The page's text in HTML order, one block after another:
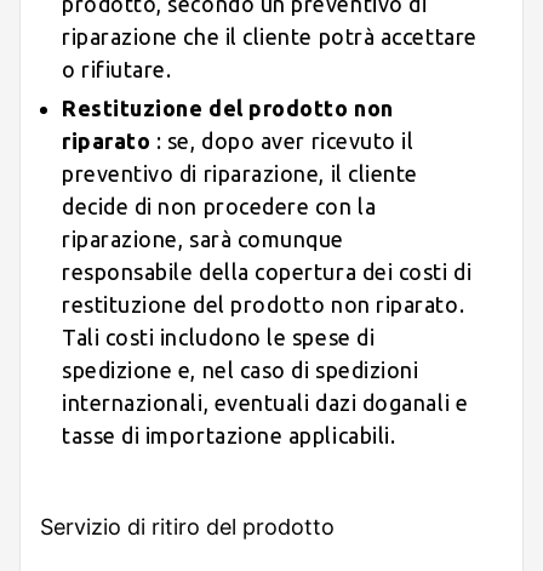
riparazione che il cliente potrà accettare
o rifiutare.
Restituzione del prodotto non
riparato : se, dopo aver ricevuto il
preventivo di riparazione, il cliente
decide di non procedere con la
riparazione, sarà comunque
responsabile della copertura dei costi di
restituzione del prodotto non riparato.
Tali costi includono le spese di
spedizione e, nel caso di spedizioni
internazionali, eventuali dazi doganali e
tasse di importazione applicabili.
Servizio di ritiro del prodotto